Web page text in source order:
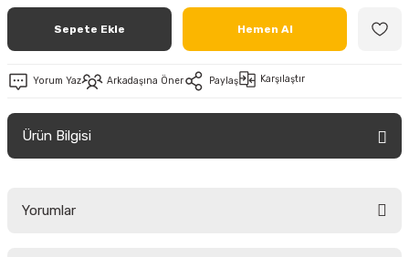
Sepete Ekle Hemen Al
Yorum Yaz Arkadaşına Öner Paylaş Karşılaştır
Ürün Bilgisi
Yorumlar